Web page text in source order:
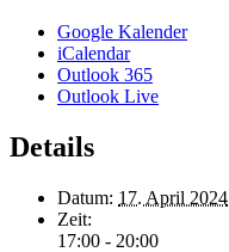
Google Kalender
iCalendar
Outlook 365
Outlook Live
Details
Datum: 17. April 2024
Zeit:
17:00 - 20:00